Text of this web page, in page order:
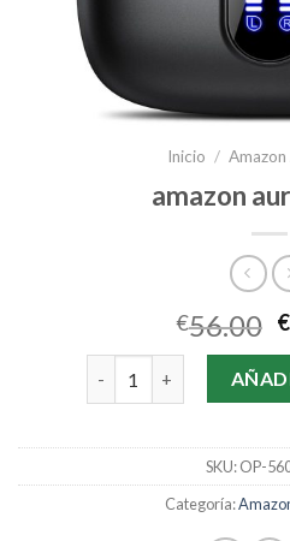
Inicio /
amazon
€56.00 €
amazon auriculares
SKU:OP-
Categoría: